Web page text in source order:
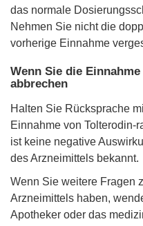
das normale
Nehmen Sie nicht die
vorherige Einnahme
Wenn Sie die
abbrechen
Halten Sie Rücksprache
Einnahme von Tolterodin-
ist keine negative
des Arzneimittels bekannt.
Wenn Sie weitere Fragen
Arzneimittels haben,
Apotheker oder das